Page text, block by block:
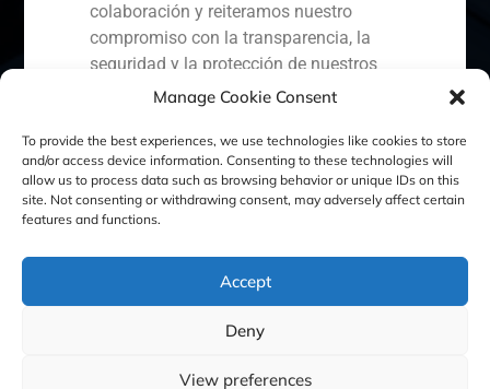
Manage Cookie Consent
To provide the best experiences, we use technologies like cookies to store
and/or access device information. Consenting to these technologies will
allow us to process data such as browsing behavior or unique IDs on this
site. Not consenting or withdrawing consent, may adversely affect certain
features and functions.
Accept
Deny
View preferences
España Portugal Colombia
Ecuador Perú Chile China
Política de Cookies Política de Privacidad
Aviso Legal
GBS Finance ©2023
colaboración y reiteramos nuestro
compromiso con la transparencia, la
seguridad y la protección de nuestros
Capital Markets AV SA
GBS Finance